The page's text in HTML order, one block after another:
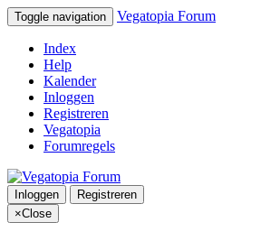
Toggle navigation Vegatopia Forum
Index
Help
Kalender
Inloggen
Registreren
Vegatopia
Forumregels
Inloggen
Registreren
×Close